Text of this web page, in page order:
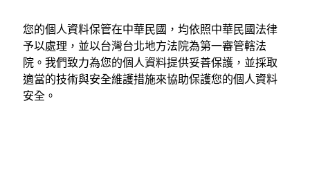
您的個人資料保管在中華民國，均依照中華民國法律
予以處理，並以台灣台北地方法院為第一審管轄法
院。我們致力為您的個人資料提供妥善保護，並採取
適當的技術與安全維護措施來協助保護您的個人資料
安全。